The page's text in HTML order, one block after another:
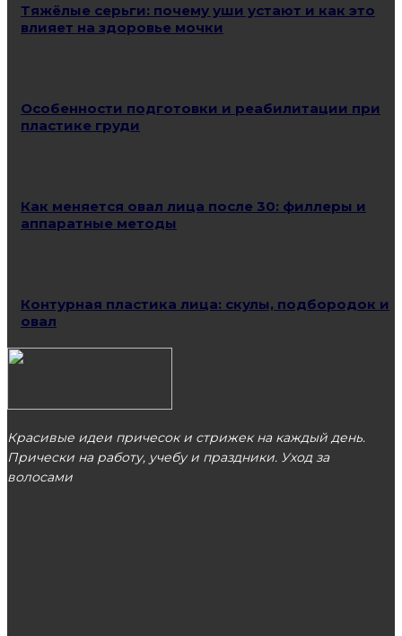
Тяжёлые серьги: почему уши устают и как это
влияет на здоровье мочки
Особенности подготовки и реабилитации при
пластике груди
Как меняется овал лица после 30: филлеры и
аппаратные методы
Контурная пластика лица: скулы, подбородок и
овал
Красивые идеи причесок и стрижек на каждый день.
Прически на работу, учебу и праздники. Уход за
волосами